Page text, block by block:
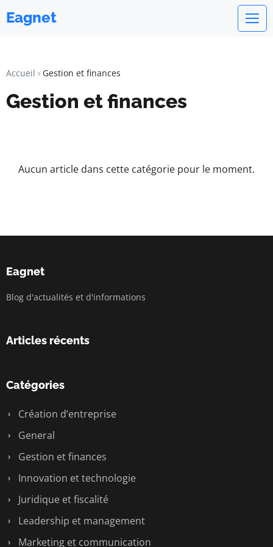
Eagnet
Accueil Gestion et finances
Gestion et finances
Aucun article dans cette catégorie pour le moment.
Eagnet
Blog d'actualités et d'informations
Articles récents
Catégories
Création d’entreprise
General
Gestion et finances
Innovation et technologie
Juridique et fiscalité
Leadership et management
Marketing et communication